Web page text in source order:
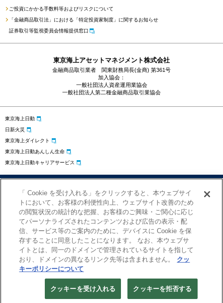
ご投資にかかる手数料等およびリスクについて
「金融商品取引法」における「特定投資家制度」に関するお知らせ
証券取引等監視委員会情報提供窓口
東京海上アセットマネジメント株式会社
金融商品取引業者 関東財務局長(金商) 第361号
加入協会：
一般社団法人資産運用業協会
一般社団法人第二種金融商品取引業協会
東京海上日動
日新火災
東京海上ダイレクト
東京海上日動あんしん生命
東京海上日動キャリアサービス
お問い合わせ
クッキーの設定
「 Cookie を受け入れる」をクリックすると、本ウェブサイ
トにおいて、お客様の利便性向上、ウェブサイト改善のため
の閲覧状況の統計的な把握、お客様のご興味・ご関心に応じ
てパーソナライズされたコンテンツおよび広告の表示・配
信、サービス等のご案内のために、デバイスに Cookie を保
存することに同意したことになります。 なお、本ウェブサ
イトとは、同一のドメインで管理されているサイトを指して
おり、ドメインの異なるリンク先等は含まれません。
クッ
キーポリシーについて
クッキーを拒否する
クッキーを受け入れる